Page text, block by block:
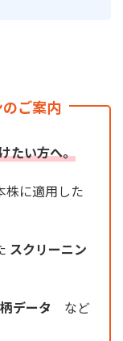
ご案内
たい方へ。
株に適用した
スクリーニン
データ など